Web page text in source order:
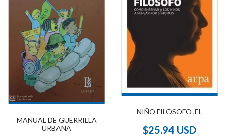
MANUAL DE GUERRILLA
URBANA
NIÑO FILOSOFO ,EL
$25.94 USD